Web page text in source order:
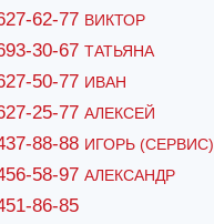
62-77 ВИКТОР
30-67 ТАТЬЯНА
50-77 ИВАН
25-77 АЛЕКСЕЙ
88-88 ИГОРЬ (СЕРВИС)
58-97 АЛЕКСАНДР
86-85